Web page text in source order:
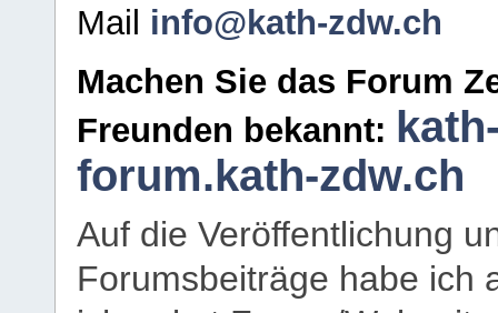
Mail info@kath-zdw.ch
Machen Sie das Forum
Freunden bekannt:
forum.kath-zdw.ch
Auf die Veröffentlichung
Forumsbeiträge habe ich